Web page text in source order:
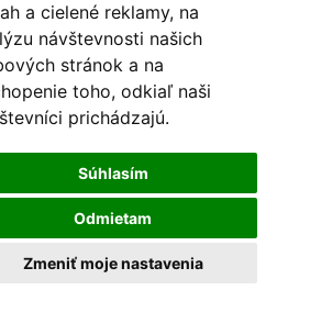
a cielené reklamy, na
návštevnosti našich
stránok a na
toho, odkiaľ naši
prichádzajú.
Súhlasím
Odmietam
Zmeniť moje nastavenia
zaoberajúca sa dovozom a
dizajnového aj štýlového
a dekorácií.
republika
267 12 Loděnice u Berouna
Slovensko
032 02 Závažná Poruba